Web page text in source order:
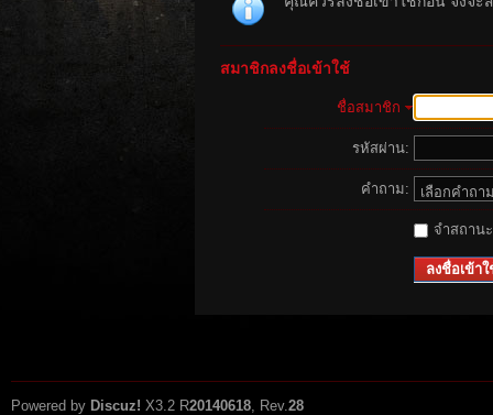
สมาชิกลงชื่อเข้าใช้
ชื่อสมาชิก
รหัสผ่าน:
คำถาม:
จำสถาน
ลงชื่อเข้าใ
Powered by Discuz! X3.2 R20140618, Rev.28